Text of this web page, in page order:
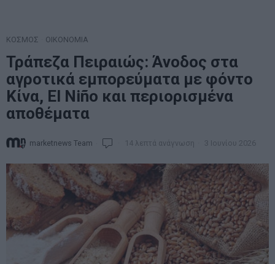
ΚΟΣΜΟΣ ΟΙΚΟΝΟΜΙΑ
Τράπεζα Πειραιώς: Άνοδος στα
αγροτικά εμπορεύματα με φόντο
Κίνα, El Niño και περιορισμένα
αποθέματα
marketnews Team 14 λεπτά ανάγνωση 3 Ιουνίου 2026